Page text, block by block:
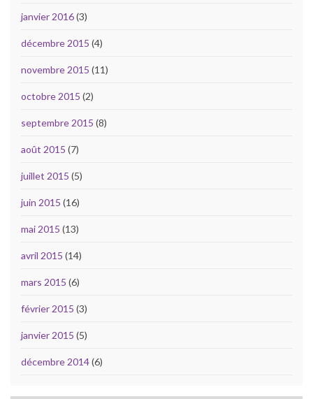
janvier 2016(3)
décembre 2015 (4)
novembre 2015 (11)
octobre 2015 (2)
septembre 2015 (8)
août 2015 (7)
juillet 2015 (5)
juin 2015 (16)
mai 2015 (13)
avril 2015 (14)
mars 2015 (6)
février 2015 (3)
janvier 2015 (5)
décembre 2014(6)